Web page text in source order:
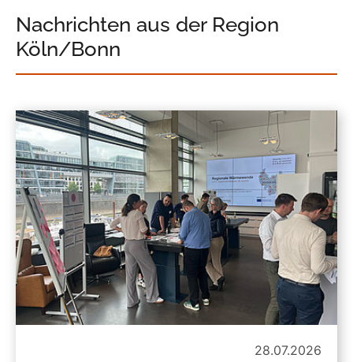
Nachrichten aus der Region
Köln/Bonn
28.07.2026